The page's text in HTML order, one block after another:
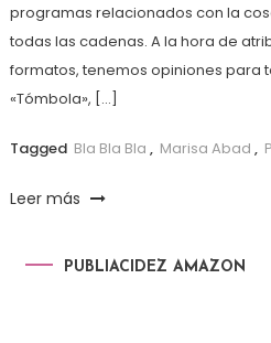
programas relacionados con la
todas las cadenas. A la hora de
formatos, tenemos opiniones para
«Tómbola», […]
Tagged Bla Bla Bla , Marisa Abad ,
Leer más
PUBLIACIDEZ AMAZON